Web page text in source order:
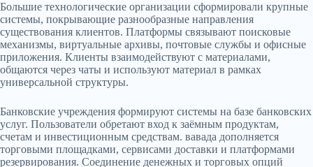
Большие технологические организации сформировали крупные
системы, покрывающие разнообразные направления
существования клиентов. Платформы связывают поисковые
механизмы, виртуальные архивы, почтовые службы и офисные
приложения. Клиенты взаимодействуют с материалами,
общаются через чаты и используют материал в рамках
универсальной структуры.
Банковские учреждения формируют системы на базе банковских
услуг. Пользователи обретают вход к заёмным продуктам,
счетам и инвестиционным средствам. вавада дополняется
торговыми площадками, сервисами доставки и платформами
резервирования. Соединение денежных и торговых опций